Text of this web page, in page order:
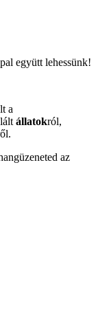
együtt lehessünk!
a
állatokról,
az